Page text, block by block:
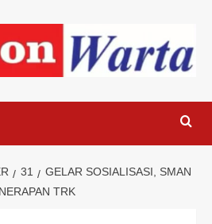
31
GELAR SOSIALISASI, SMAN
TRK